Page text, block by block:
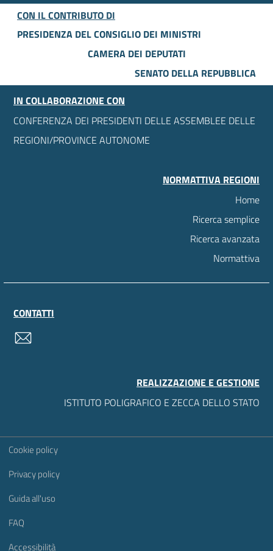
CON IL CONTRIBUTO DI
PRESIDENZA DEL CONSIGLIO DEI MINISTRI
CAMERA DEI DEPUTATI
SENATO DELLA REPUBBLICA
IN COLLABORAZIONE CON
CONFERENZA DEI PRESIDENTI DELLE ASSEMBLEE DELLE
REGIONI/PROVINCE AUTONOME
NORMATTIVA REGIONI
Home
Ricerca semplice
Ricerca avanzata
Normattiva
CONTATTI
REALIZZAZIONE E GESTIONE
ISTITUTO POLIGRAFICO E ZECCA DELLO STATO
Sezione Link Utili
Cookie policy
Privacy policy
Guida all'uso
FAQ
Accessibilità